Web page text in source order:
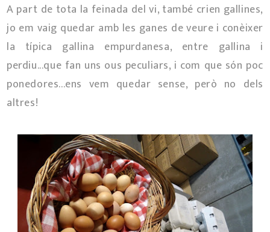
A part de tota la feinada del vi, també crien gallines,
jo em vaig quedar amb les ganes de veure i conèixer
la típica gallina empurdanesa, entre gallina i
perdiu...que fan uns ous peculiars, i com que són poc
ponedores...ens vem quedar sense, però no dels
altres!